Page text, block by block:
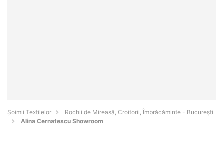
Șoimii Textilelor
Rochii de Mireasă, Croitorii, Îmbrăcăminte - Bucureşti
Alina Cernatescu Showroom